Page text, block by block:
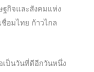
ฐกิจและสังคมแห่ง
อมไทย ก้าวไกล
เป็นวันที่ดีอีกวันหนึ่ง